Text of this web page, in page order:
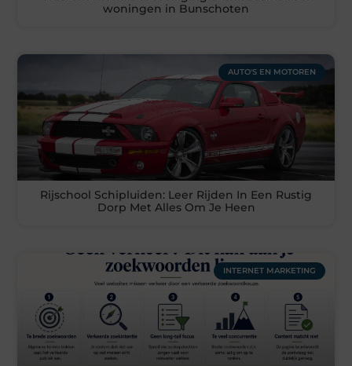
woningen in Bunschoten
AUTO'S EN MOTOREN
Rijschool Schipluiden: Leer Rijden In Een Rustig
Dorp Met Alles Om Je Heen
INTERNET MARKETING